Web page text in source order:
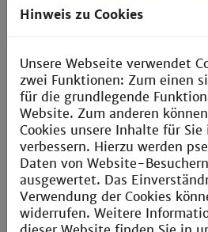
Kooperationsnetzwerk
(KMP)
Virtual Innovation
Jetzt Anmelden
Hinweis zu Cookies
Unsere Webseite verwendet
zwei Funktionen: Zum einen
für die grundlegende
Website. Zum anderen
Cookies unsere Inhalte für
verbessern. Hierzu werden
Daten von Website-
ausgewertet. Das
Verwendung der Cookies
widerrufen. Weitere